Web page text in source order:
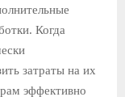
Когда
затраты на их
эффективно